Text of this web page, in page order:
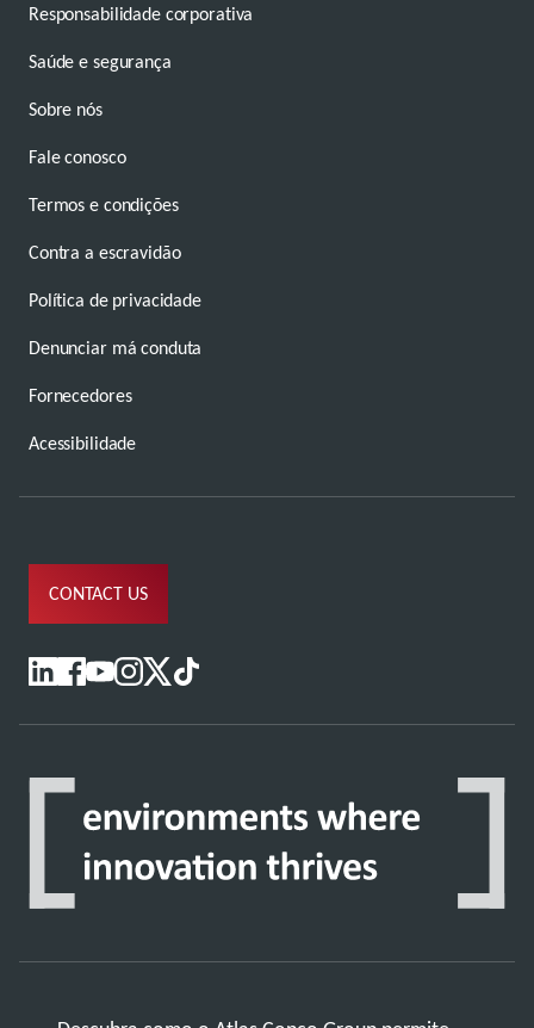
Responsabilidade corporativa
Saúde e segurança
Sobre nós
Fale conosco
Termos e condições
Contra a escravidão
Política de privacidade
Denunciar má conduta
Fornecedores
Acessibilidade
CONTACT US